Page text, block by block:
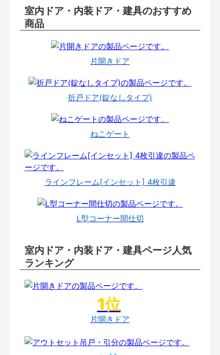
室内ドア・内装ドア・建具のおすすめ
商品
片開きドア
折戸ドア(錠なしタイプ)
ねこゲート
ラインフレーム[インセット] 4枚引違
L型コーナー間仕切
室内ドア・内装ドア・建具ページ人気
ランキング
片開きドア